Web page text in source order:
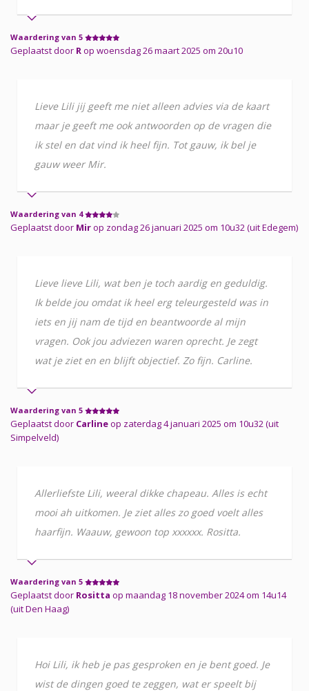
Waardering van 5
Geplaatst door Rop woensdag 26 maart 2025 om 20u10
Lieve Lili jij geeft me niet alleen advies via de kaart
maar je geeft me ook antwoorden op de vragen die
ik stel en dat vind ik heel fijn. Tot gauw, ik bel je
gauw weer Mir.
Waardering van 4
Geplaatst door Mirop zondag 26 januari 2025 om 10u32 (uit Edegem)
Lieve lieve Lili, wat ben je toch aardig en geduldig.
Ik belde jou omdat ik heel erg teleurgesteld was in
iets en jij nam de tijd en beantwoorde al mijn
vragen. Ook jou adviezen waren oprecht. Je zegt
wat je ziet en en blijft objectief. Zo fijn. Carline.
Waardering van 5
Geplaatst door Carlineop zaterdag 4 januari 2025 om 10u32 (uit
Simpelveld)
Allerliefste Lili, weeral dikke chapeau. Alles is echt
mooi ah uitkomen. Je ziet alles zo goed voelt alles
haarfijn. Waauw, gewoon top xxxxxx. Rositta.
Waardering van 5
Geplaatst door Rositta op maandag 18 november 2024 om 14u14
(uit Den Haag)
Hoi Lili, ik heb je pas gesproken en je bent goed. Je
wist de dingen goed te zeggen, wat er speelt bij